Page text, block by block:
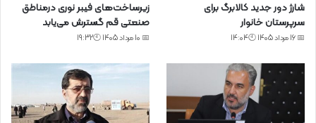
شارژ دور جدید کالابرگ برای
سرپرستان خانوار
📅 16 مرداد 1405 🕙14:04
زیرساخت‌های فیبر نوری درمناطق
صنعتی قم گسترش می‌یابد
📅 10 مرداد 1405 🕙19:32